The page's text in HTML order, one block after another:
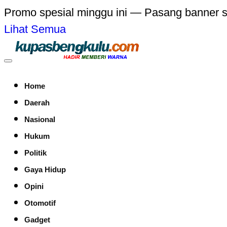
Promo spesial minggu ini — Pasang banner
Lihat Semua
Home
Daerah
Nasional
Hukum
Politik
Gaya Hidup
Opini
Otomotif
Gadget